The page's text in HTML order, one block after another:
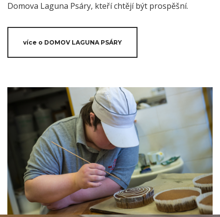
Domova Laguna Psáry, kteří chtějí být prospěšní.
více o DOMOV LAGUNA PSÁRY